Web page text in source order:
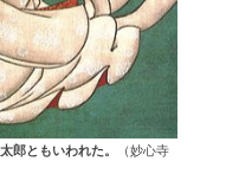
郎ともいわれた。
（妙心寺